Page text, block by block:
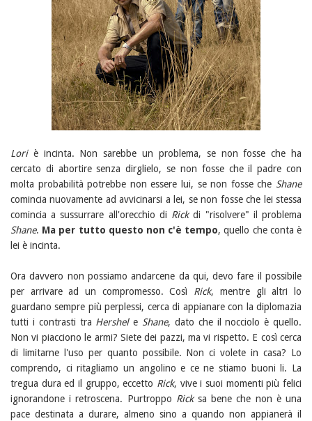
Loriè incinta. Non sarebbe un problema, se non fosse che ha
cercato di abortire senza dirglielo, se non fosse che il padre con
molta probabilità potrebbe non essere lui, se non fosse che Shane
comincia nuovamente ad avvicinarsi a lei, se non fosse che lei stessa
comincia a sussurrare all'orecchio di Rickdi "risolvere" il problema
Shane. Ma per tutto questo non c'è tempo, quello che conta è
lei è incinta.
Ora davvero non possiamo andarcene da qui, devo fare il possibile
per arrivare ad un compromesso. Così Rick, mentre gli altri lo
guardano sempre più perplessi, cerca di appianare con la diplomazia
tutti i contrasti tra Hershele Shane, dato che il nocciolo è quello.
Non vi piacciono le armi? Siete dei pazzi, ma vi rispetto. E così cerca
di limitarne l'uso per quanto possibile. Non ci volete in casa? Lo
comprendo, ci ritagliamo un angolino e ce ne stiamo buoni li. La
tregua dura ed il gruppo, eccetto Rick, vive i suoi momenti più felici
ignorandone i retroscena. Purtroppo Ricksa bene che non è una
pace destinata a durare, almeno sino a quando non appianerà il